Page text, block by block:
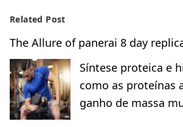
Related Post
The Allure of panerai 8 day
Síntese proteica e
como as proteínas
ganho de massa